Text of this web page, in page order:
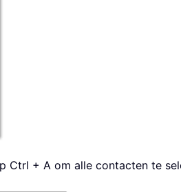
+ A om alle contacten te